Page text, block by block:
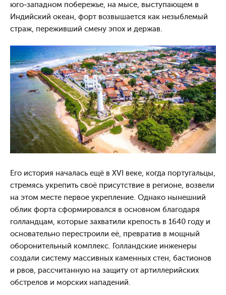
юго‑западном побережье, на мысе, выступающем в
Индийский океан, форт возвышается как незыблемый
страж, переживший смену эпох и держав.
Его история началась ещё в XVI веке, когда португальцы,
стремясь укрепить своё присутствие в регионе, возвели
на этом месте первое укрепление. Однако нынешний
облик форта сформировался в основном благодаря
голландцам, которые захватили крепость в 1640 году и
основательно перестроили её, превратив в мощный
оборонительный комплекс. Голландские инженеры
создали систему массивных каменных стен, бастионов
и рвов, рассчитанную на защиту от артиллерийских
обстрелов и морских нападений.